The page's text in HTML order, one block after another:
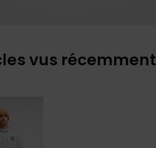
vus récemment